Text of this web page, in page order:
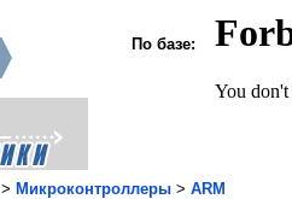
По базе:
> Микроконтроллеры > ARM